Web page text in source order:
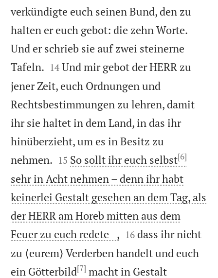
verkündigte euch seinen Bund, den zu
halten er euch gebot: die zehn Worte.
Und er schrieb sie auf zwei steinerne
Tafeln. 

14 Und mir gebot der HERR zu
jener Zeit, euch Ordnungen und
Rechtsbestimmungen zu lehren, damit
ihr sie haltet in dem Land, in das ihr
hinüberzieht, um es in Besitz zu
nehmen. 

15 So sollt ihr euch selbst[6]
sehr in Acht nehmen – denn ihr habt
keinerlei Gestalt gesehen an dem Tag, als
der HERR am Horeb mitten aus dem
Feuer zu euch redete –, 

16 dass ihr nicht
zu ⟨eurem⟩ Verderben handelt und euch
ein Götterbild[7] macht in Gestalt